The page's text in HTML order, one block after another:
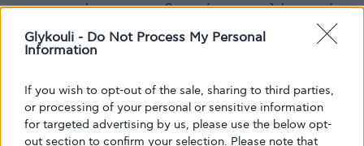
Glykouli - Do Not Process My Personal
Information
If you wish to opt-out of the sale, sharing to third parties,
or processing of your personal or sensitive information
for targeted advertising by us, please use the below opt-
out section to confirm your selection. Please note that
περιεκτικότητα τα καθιστούν μια καλή τροφή
ομορφιάς που κάνουν καλό για το δέρμα σας.
Ψάξτε για σφιχτά αγγούρια με σκούρο
Αυτό δείχνει ότι το λαχανικό είναι πιο ώριμο
και πιο πλούσιο σε θρεπτικά συστατικά.